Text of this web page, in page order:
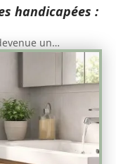
handicapées :
un…